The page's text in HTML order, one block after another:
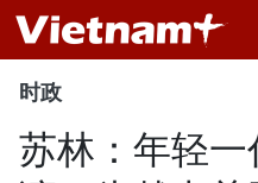
时政
苏林：年轻